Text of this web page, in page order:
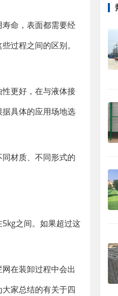
命，表面都需要经
过程之间的区别。
更好，在与液体接
具体的应用场地选
材质、不同形式的
之间。如果超过这
在装卸过程中会出
家总结的有关于四